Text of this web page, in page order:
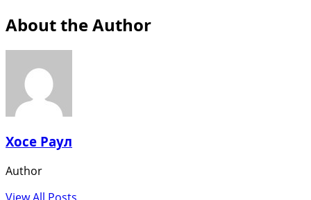
About the Author
Хосе Раул
Author